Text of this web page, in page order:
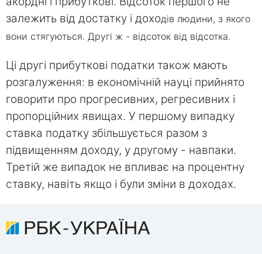
залежить від достатку і доходів людини, з якого
вони стягуються. Другі ж - відсоток від відсотка.
Ці другі прибуткові податки також мають
розгалуження: в економічній науці прийнято
говорити про прогресивних, регресивних і
пропорційних явищах. У першому випадку
ставка податку збільшується разом з
підвищенням доходу, у другому - навпаки.
Третій же випадок не впливає на процентну
ставку, навіть якщо і були зміни в доходах.